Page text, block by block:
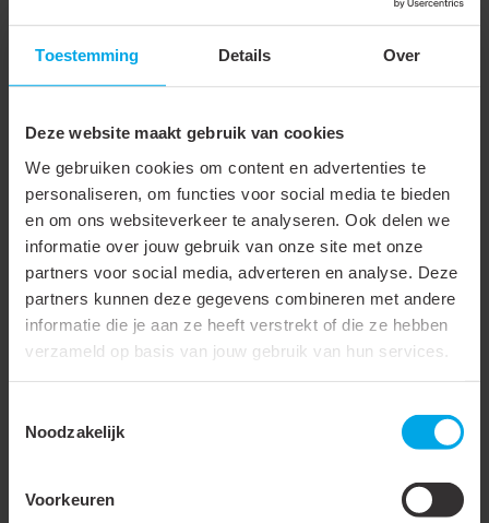
Toestemming Details Over
Deze website maakt gebruik van cookies
We gebruiken cookies om content en advertenties te
personaliseren, om functies voor social media te bieden
en om ons websiteverkeer te analyseren. Ook delen we
informatie over jouw gebruik van onze site met onze
partners voor social media, adverteren en analyse. Deze
partners kunnen deze gegevens combineren met andere
informatie die je aan ze heeft verstrekt of die ze hebben
verzameld op basis van jouw gebruik van hun services.
Noodzakelijk
Voorkeuren
Materiaal buitenbuis
Aluminium
Binnendiameter
78 mm
Aansluiting 1
Insteekeind
Aansluiting 2
Insteekeind
Met voorgemonteerde
afdichting
Isolatiedikte
25 mm
Met geweven
Dampremmende laag